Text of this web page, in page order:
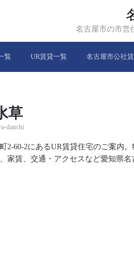
名古屋市の市営
覧 UR賃貸一覧 名古屋市公社
草
danchi
2-60-2にあるUR賃貸住宅のご案内
家賃、交通・アクセスなど愛知県